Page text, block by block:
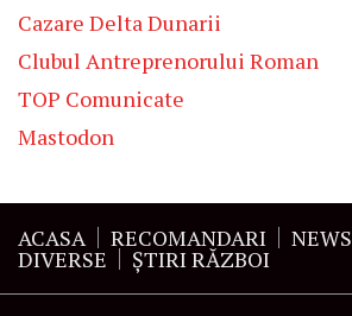
Cazare Delta Dunarii
Clubul Antreprenorului Roman
TOP Comunicate
Mastodon
ACASA RECOMANDARI NEWS
DIVERSE ŞTIRI RĂZBOI